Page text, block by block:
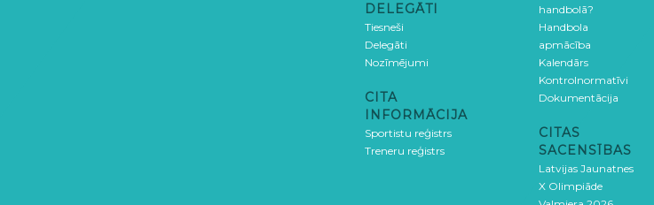
DELEGĀTI
Tiesneši
Delegāti
Nozīmējumi
CITA
INFORMĀCIJA
Sportistu reģistrs
Treneru reģistrs
handbolā?
Handbola
apmācība
Kalendārs
Kontrolnormatīvi
Dokumentācija
CITAS
SACENSĪBAS
Latvijas Jaunatnes
X Olimpiāde